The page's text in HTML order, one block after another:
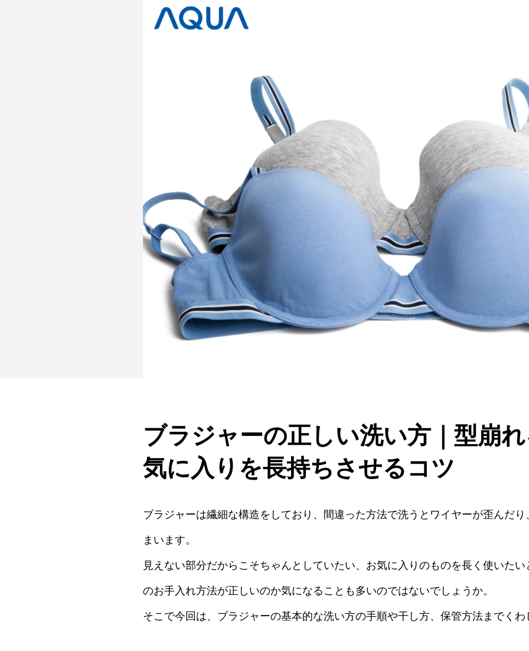
ブラジャーの正しい洗い方｜型崩
気に入りを長持ちさせるコツ
ブラジャーは繊細な構造をしており、間違った方法で洗うとワイヤーが歪んだ
まいます。
見えない部分だからこそちゃんとしていたい、お気に入りのものを長く使いた
のお手入れ方法が正しいのか気になることも多いのではないでしょうか。
そこで今回は、ブラジャーの基本的な洗い方の手順や干し方、保管方法までく